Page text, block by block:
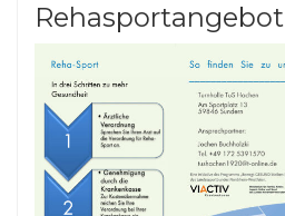
Rehasportangebot